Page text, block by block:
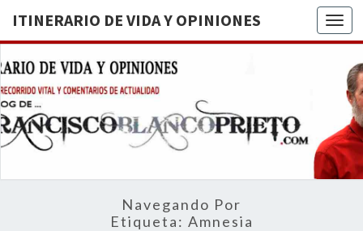
ITINERARIO DE VIDA Y OPINIONES
DE
BREVE
RECORRIDO
VITAL Y
ACTUALIDAD
Navegando Por
Etiqueta: Amnesia